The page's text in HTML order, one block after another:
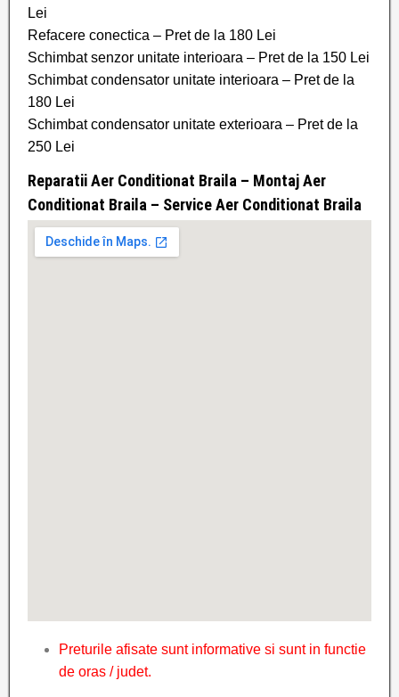
Lei
Refacere conectica – Pret de la 180 Lei
Schimbat senzor unitate interioara – Pret de la 150 Lei
Schimbat condensator unitate interioara – Pret de la
180 Lei
Schimbat condensator unitate exterioara – Pret de la
250 Lei
Reparatii Aer Conditionat Braila – Montaj Aer
Conditionat Braila – Service Aer Conditionat Braila
Preturile afisate sunt informative si sunt in functie
de oras / judet.